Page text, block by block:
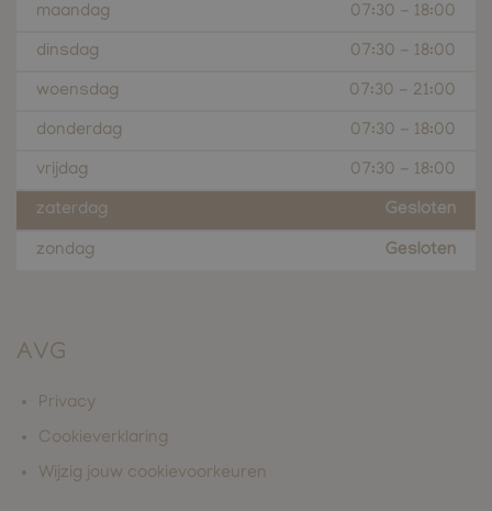
maandag 07:30 - 18:00
dinsdag
07:30 - 18:00
woensdag
07:30 - 21:00
donderdag
07:30 - 18:00
vrijdag
07:30 - 18:00
zaterdag
Gesloten
zondag Gesloten
AVG
Privacy
Cookieverklaring
Wijzig jouw cookievoorkeuren